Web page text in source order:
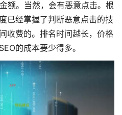
额。当然，会有恶意点击。根
已经掌握了判断恶意点击的技
收费的。排名时间越长，价格
的成本要少得多。